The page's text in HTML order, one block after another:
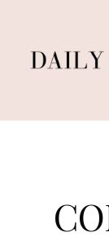
Contenido